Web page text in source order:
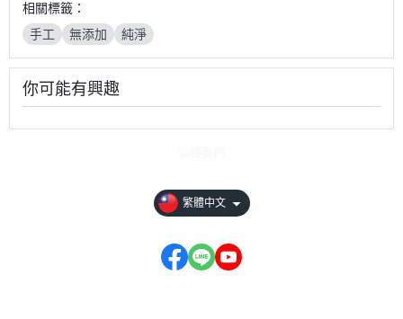
相關標籤：
手工
無添加 純淨
你可能有興趣
繁體中文